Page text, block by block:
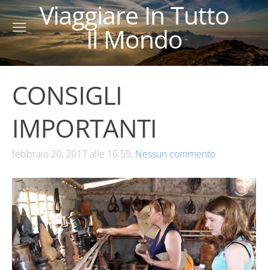
Viaggiare In Tutto
Il Mondo
CONSIGLI
IMPORTANTI
febbraio 20, 2017 alle 16:59, Nessun commento